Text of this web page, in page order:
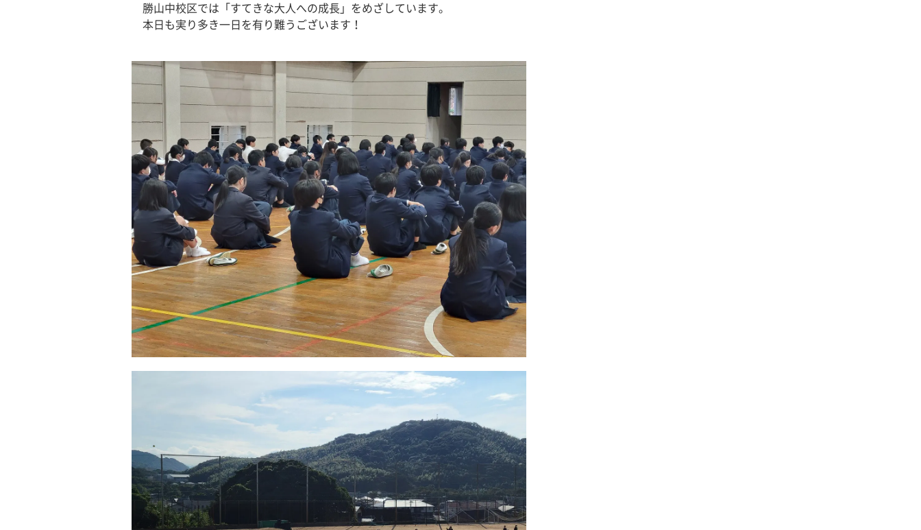
勝山中校区では「すてきな大人への成長」をめざしています。
本日も実り多き一日を有り難うございます！